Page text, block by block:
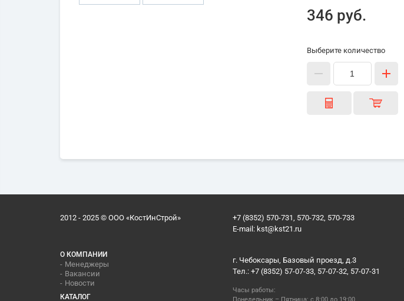
346 руб.
Выберите количество
2012 - 2025 © ООО «КостИнСтрой»
+7 (8352) 570-731, 570-732, 570-733
E-mail: kst@kst21.ru
О КОМПАНИИ
Менеджеры
Вакансии
Новости
КАТАЛОГ
г. Чебоксары, Базовый проезд, д.3
Тел.: +7 (8352) 57-07-33, 57-07-32, 57-07-31
Часы работы: